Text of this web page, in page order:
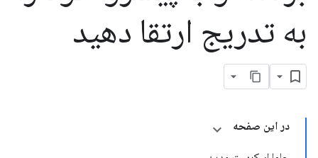
به تدریج ارتقا دهید
در این صفحه